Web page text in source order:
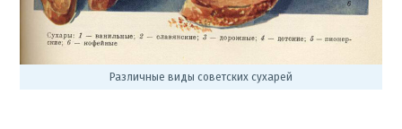
Различные виды советских сухарей